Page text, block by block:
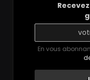
En vous